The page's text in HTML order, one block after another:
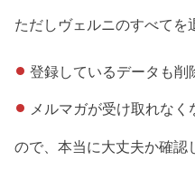
ただしヴェルニのすべてを
登録しているデータも削
メルマガが受け取れなく
ので、本当に大丈夫か確認